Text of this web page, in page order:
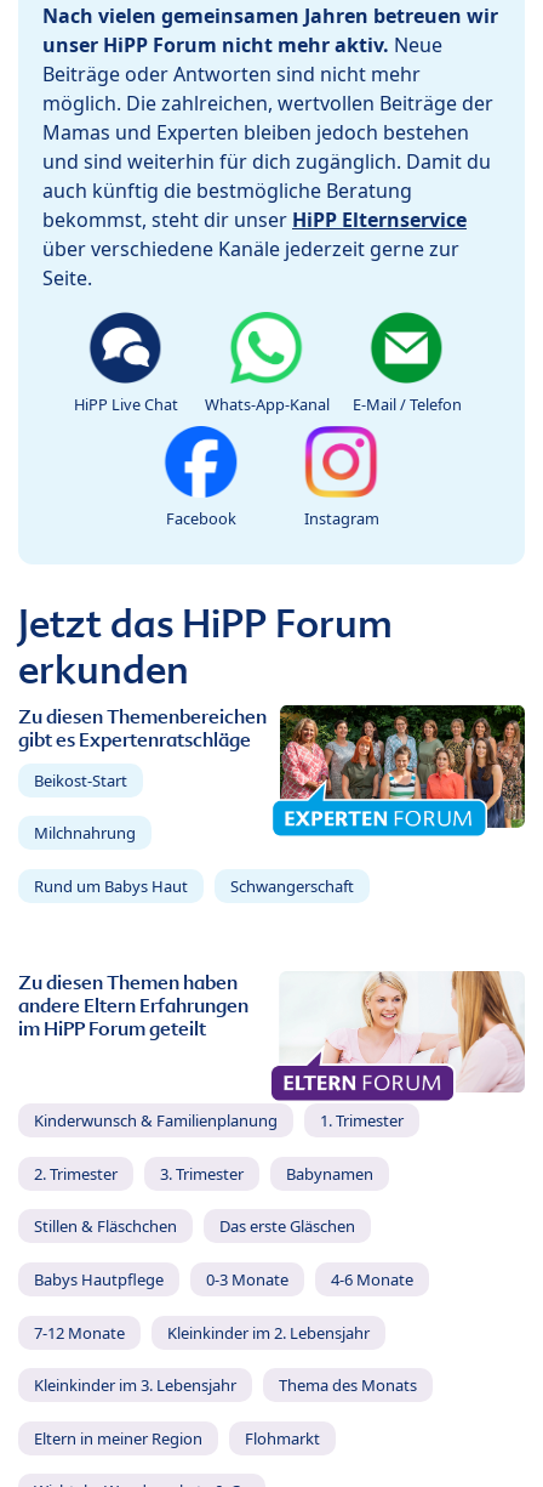
Nach vielen gemeinsamen Jahren betreuen wir
unser HiPP Forum nicht mehr aktiv. Neue
Beiträge oder Antworten sind nicht mehr
möglich. Die zahlreichen, wertvollen Beiträge der
Mamas und Experten bleiben jedoch bestehen
und sind weiterhin für dich zugänglich. Damit du
auch künftig die bestmögliche Beratung
bekommst, steht dir unser HiPP Elternservice
über verschiedene Kanäle jederzeit gerne zur
Seite.
HiPP Live Chat Whats-App-Kanal E-Mail / Telefon
Facebook Instagram
Jetzt das HiPP Forum
erkunden
Zu diesen Themenbereichen
gibt es Expertenratschläge
Beikost-Start
Milchnahrung
Rund um Babys Haut Schwangerschaft
Zu diesen Themen haben
andere Eltern Erfahrungen
im HiPP Forum geteilt
Kinderwunsch & Familienplanung 1. Trimester
2. Trimester 3. Trimester Babynamen
Stillen & Fläschchen Das erste Gläschen
Babys Hautpflege 0-3 Monate 4-6 Monate
7-12 Monate Kleinkinder im 2. Lebensjahr
Kleinkinder im 3. Lebensjahr Thema des Monats
Eltern in meiner Region Flohmarkt